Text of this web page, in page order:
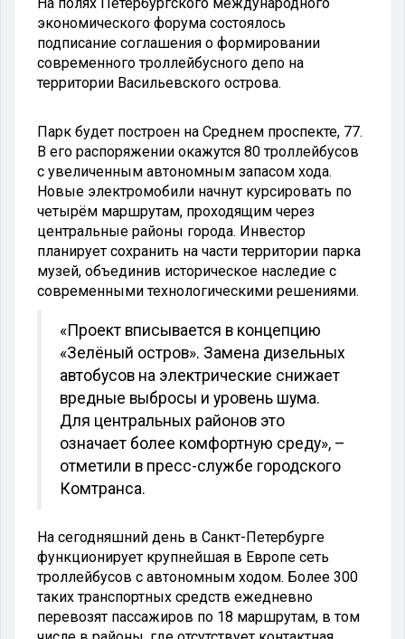
экономического форума состоялось
подписание соглашения о формировании
современного троллейбусного депо на
территории Васильевского острова.
Парк будет построен на Среднем проспекте, 77.
В его распоряжении окажутся 80 троллейбусов
с увеличенным автономным запасом хода.
Новые электромобили начнут курсировать по
четырём маршрутам, проходящим через
центральные районы города. Инвестор
планирует сохранить на части территории парка
музей, объединив историческое наследие с
современными технологическими решениями.
«Проект вписывается в концепцию
«Зелёный остров». Замена дизельных
автобусов на электрические снижает
вредные выбросы и уровень шума.
Для центральных районов это
означает более комфортную среду», –
отметили в пресс-службе городского
Комтранса.
На сегодняшний день в Санкт-Петербурге
функционирует крупнейшая в Европе сеть
троллейбусов с автономным ходом. Более 300
таких транспортных средств ежедневно
перевозят пассажиров по 18 маршрутам, в том